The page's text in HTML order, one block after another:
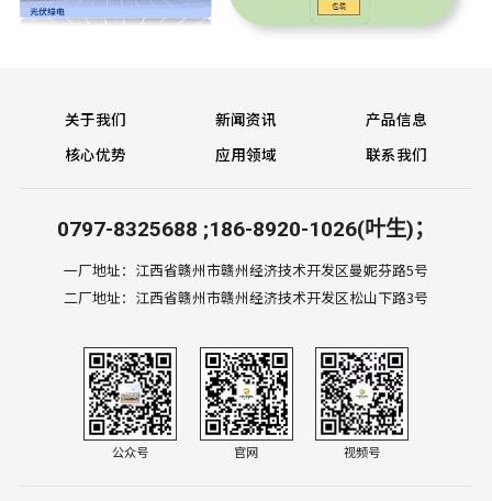
关于我们 新闻资讯
产品信息
核心优势
应用领域 联系我们
0797-8325688 ;186-8920-1026(叶生)；
一厂地址：江西省赣州市赣州经济技术开发区曼妮芬路5号
二厂地址：江西省赣州市赣州经济技术开发区松山下路3号
公众号 官网 视频号